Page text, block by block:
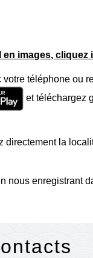
en images, cliquez
téléphone ou
et téléchargez
directement la
nous enregistrant